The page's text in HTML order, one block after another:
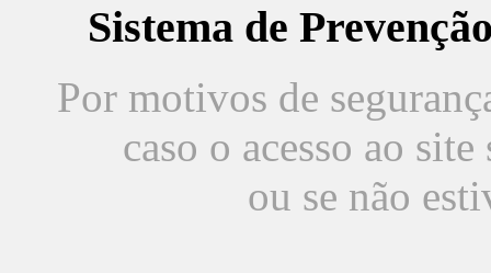
Sistema de
Por motivos de
caso o acesso ao
ou se não